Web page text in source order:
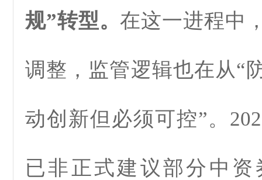
规”转型。在这一进程中
调整，监管逻辑也在从“
动创新但必须可控”。
已非正式建议部分中